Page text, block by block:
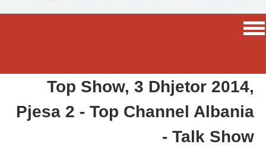
Search form
Search
Top Show, 3 Dhjetor 2014,
Pjesa 2 - Top Channel Albania
- Talk Show